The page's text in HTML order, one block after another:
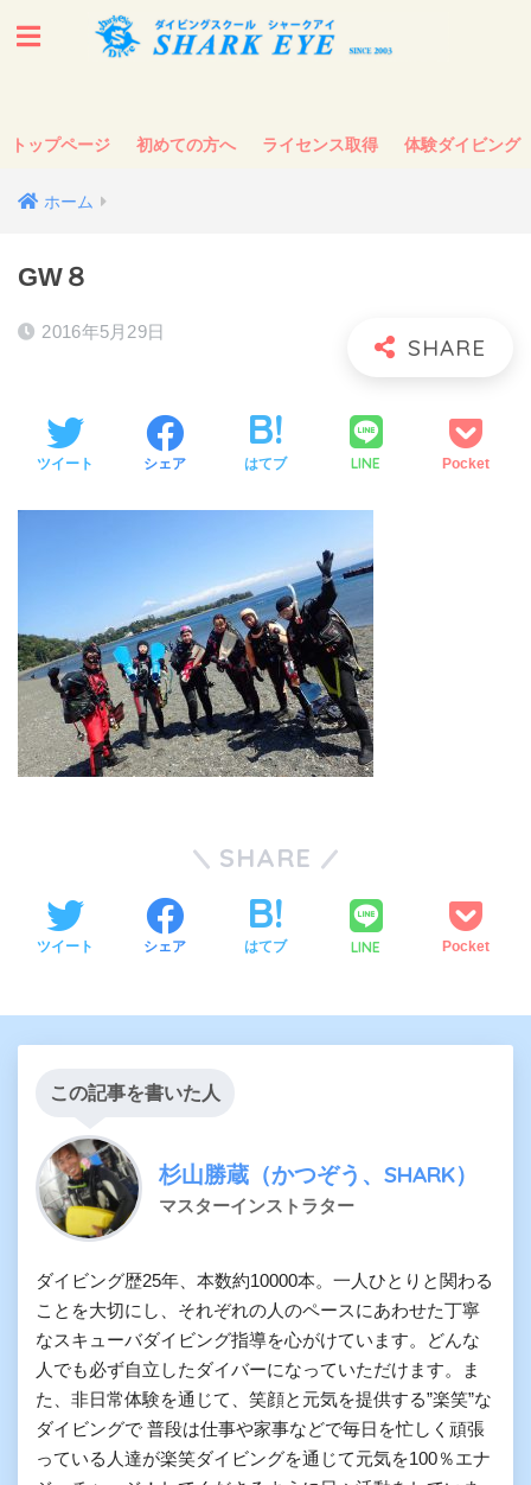
トップページ 初めての方へ ライセンス取得 体験ダイビング
ホーム
GW８
2016年5月29日
ツイート シェア はてブ LINE Pocket
SHARE
ツイート シェア はてブ LINE Pocket
この記事を書いた人
杉山勝蔵（かつぞう、SHARK）
マスターインストラター
ダイビング歴25年、本数約10000本。一人ひとりと関わる
ことを大切にし、それぞれの人のペースにあわせた丁寧
なスキューバダイビング指導を心がけています。どんな
人でも必ず自立したダイバーになっていただけます。ま
た、非日常体験を通じて、笑顔と元気を提供する”楽笑”な
ダイビングで 普段は仕事や家事などで毎日を忙しく頑張
っている人達が楽笑ダイビングを通じて元気を100％エナ